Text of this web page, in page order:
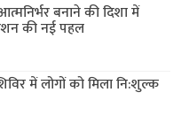
बनाने की दिशा में
की नई पहल
में लोगों को मिला नि:शुल्क